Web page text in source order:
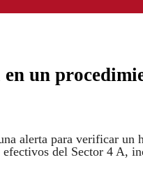
un
alerta para verificar
del Sector 4 A,